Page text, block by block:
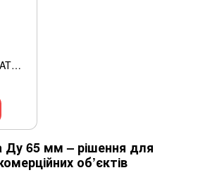
Ду 65 мм – рішення для
об’єктів